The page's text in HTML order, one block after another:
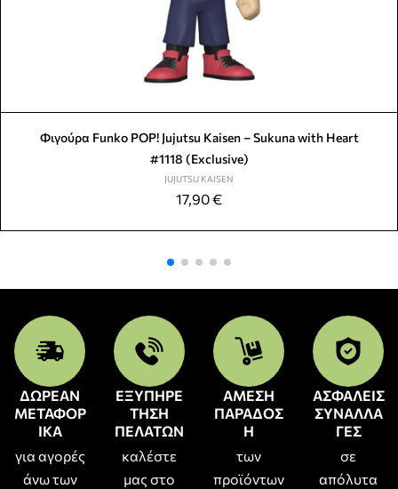
Φιγούρα Funko POP! Jujutsu Kaisen – Sukuna with Heart
#1118 (Exclusive)
JUJUTSU KAISEN
17,90€
ΔΩΡΕΑΝ
ΜΕΤΑΦΟΡ
ΙΚΑ
για αγορές
άνω των
ΕΞΥΠΗΡΕ
ΤΗΣΗ
ΠΕΛΑΤΩΝ
καλέστε
μας στο
ΑΜΕΣΗ
ΠΑΡΑΔΟΣ
Η
των
προϊόντων
ΑΣΦΑΛΕΙΣ
ΣΥΝΑΛΛΑ
ΓΕΣ
σε
απόλυτα